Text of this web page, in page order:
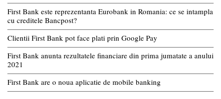
First Bank este reprezentanta Eurobank in Romania: ce se intampla
cu creditele Bancpost?
Clientii First Bank pot face plati prin Google Pay
First Bank anunta rezultatele financiare din prima jumatate a anului
2021
First Bank are o noua aplicatie de mobile banking